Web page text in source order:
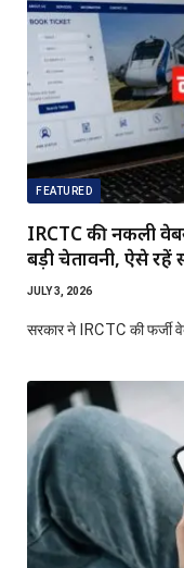
FEATURED
IRCTC की नकली
बड़ी चेतावनी, ऐसे रहें
JULY 3, 2026
सरकार ने IRCTC की फर्जी